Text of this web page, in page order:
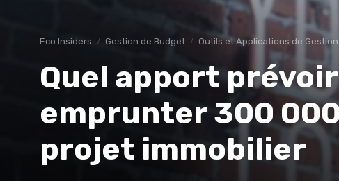
Eco Insiders Gestion de Budget Outils et Applications de
Quel apport
emprunter 300
projet immobilier